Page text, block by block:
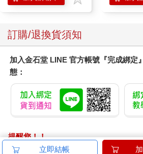
訂購/退換貨須知
加入金石堂 LINE 官方帳號『完成綁定
態：
提醒您！！
金石堂及銀行均不會請您操作ATM! 如
立即結帳